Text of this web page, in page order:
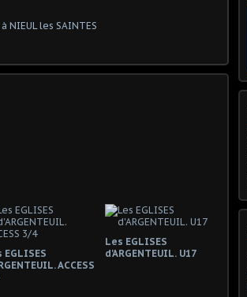
EGLISES
ACCESS
Les EGLISES
d'ARGENTEUIL. U17